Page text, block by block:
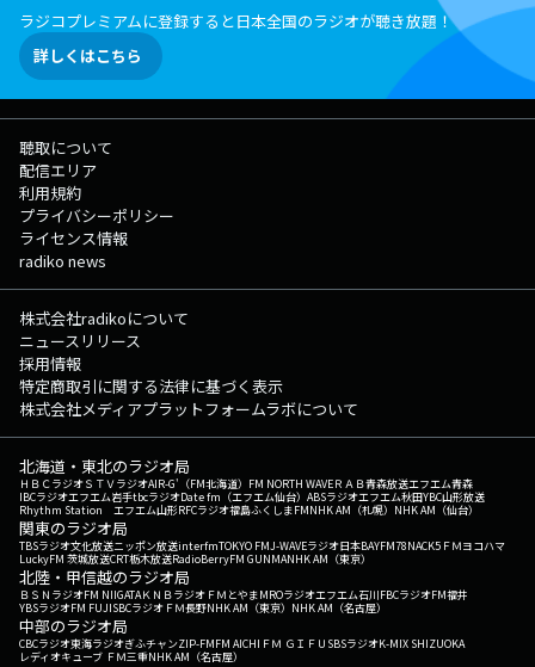
ラジコプレミアムに登録すると日本全国のラジオが聴き放題！
詳しくはこちら
聴取について
配信エリア
利用規約
プライバシーポリシー
ライセンス情報
radiko news
株式会社radikoについて
ニュースリリース
採用情報
特定商取引に関する法律に基づく表示
株式会社メディアプラットフォームラボについて
北海道・東北のラジオ局
ＨＢＣラジオＳＴＶラジオAIR-G'（FM北海道） FM NORTH WAVEＲＡＢ青森放送エフエム青森
IBCラジオエフエム岩手tbcラジオDate fm（エフエム仙台） ABSラジオエフエム秋田YBC山形放送
Rhythm Station エフエム山形RFCラジオ福島ふくしまFMNHK AM（札幌） NHK AM（仙台）
関東のラジオ局
TBSラジオ文化放送ニッポン放送interfmTOKYO FMJ-WAVEラジオ日本BAYFM78NACK5 ＦＭヨコハマ
LuckyFM 茨城放送CRT栃木放送RadioBerryFM GUNMANHK AM（東京）
北陸・甲信越のラジオ局
ＢＳＮラジオFM NIIGATAＫＮＢラジオ ＦＭとやまMROラジオエフエム石川FBCラジオFM福井
YBSラジオFM FUJISBCラジオ ＦＭ長野NHK AM（東京） NHK AM（名古屋）
中部のラジオ局
CBCラジオ東海ラジオぎふチャンZIP-FMFM AICHI ＦＭ ＧＩＦＵ SBSラジオK-MIX SHIZUOKA
レディオキューブ ＦＭ三重NHK AM（名古屋）